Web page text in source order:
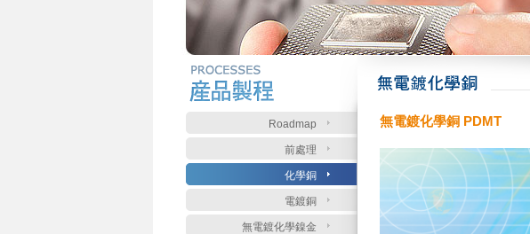
Roadmap
前處理
化學銅
電鍍銅
無電鍍化學鎳金
無電鍍化學銅 PDMT